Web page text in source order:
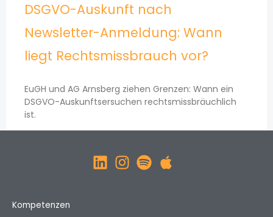
DSGVO-Auskunft nach
Newsletter-Anmeldung: Wann
liegt Rechtsmissbrauch vor?
EuGH und AG Arnsberg ziehen Grenzen: Wann ein
DSGVO-Auskunftsersuchen rechtsmissbräuchlich
ist.
Kompetenzen